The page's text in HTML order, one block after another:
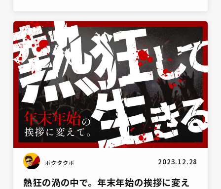
雑談
ボクタクボ 2023.12.28
熱狂の渦の中で。年末年始の挨拶に変え